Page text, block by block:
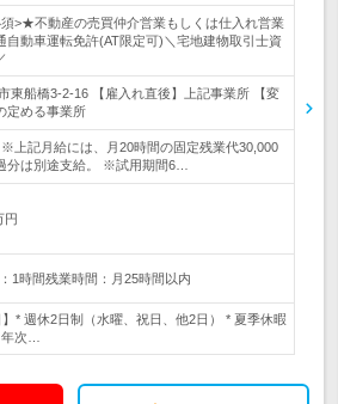
須>★不動産の売買仲介営業もしくは仕入れ営業
動車運転免許(AT限定可)＼宅地建物取引士資
東船橋3-2-16 【雇入れ直後】上記事業所 【変
定める事業所
※上記月給には、月20時間の固定残業代30,000
分は別途支給。 ※試用期間6…
円
1時間残業時間：月25時間以内
】* 週休2日制（水曜、祝日、他2日） * 夏季休暇
次…